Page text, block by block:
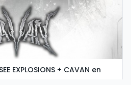
EXPLOSIONS + CAVAN en